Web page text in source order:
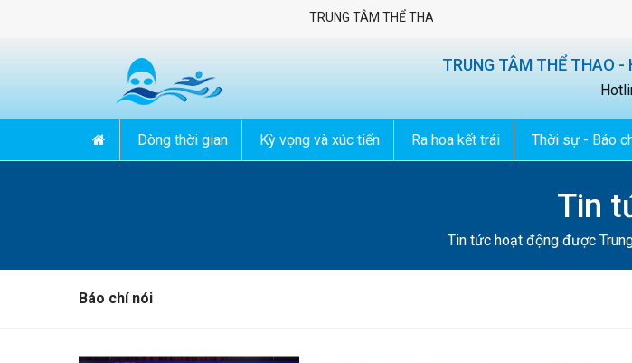
TRUNG TÂM THỂ THAO - HỖ TRỢ PHÒNG CHỐNG ĐUỐI NƯỚC
TRUNG TÂM THỂ THAO -
Dòng thời gian Kỳ vọng và xúc tiến Ra hoa kết trái Thời sự - Báo
Tin
Tin tức hoạt động được
Báo chí nói